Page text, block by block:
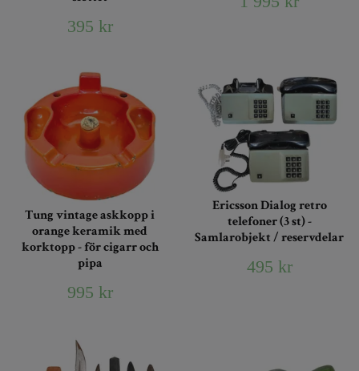
395 kr
Tung vintage askkopp i
orange keramik med
korktopp - för cigarr och
pipa
995 kr
Ericsson Dialog retro
telefoner (3 st) -
Samlarobjekt / reservdelar
495 kr